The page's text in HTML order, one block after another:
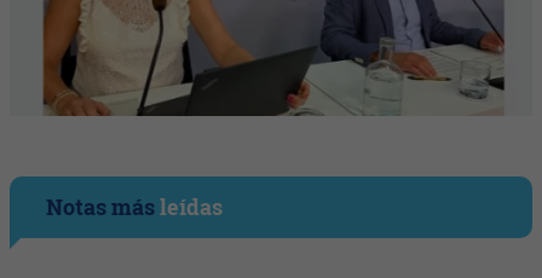
Notas másleídas